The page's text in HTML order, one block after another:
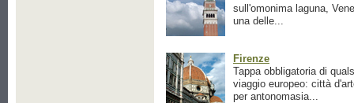
sull'omonima laguna,
una delle...
Firenze
Tappa obbligatoria di
viaggio europeo: città
per antonomasia...